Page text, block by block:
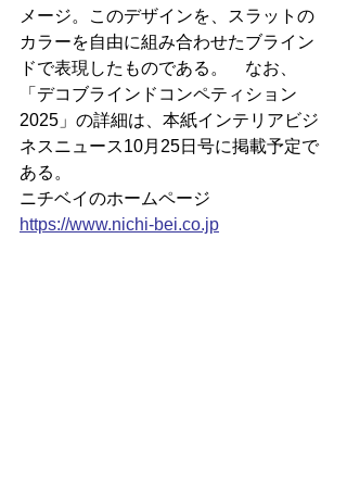
メージ。このデザインを、スラットの
カラーを自由に組み合わせたブライン
ドで表現したものである。　なお、
「デコブラインドコンペティション
2025」の詳細は、本紙インテリアビジ
ネスニュース10月25日号に掲載予定で
ある。
ニチベイのホームページ
https://www.nichi-bei.co.jp